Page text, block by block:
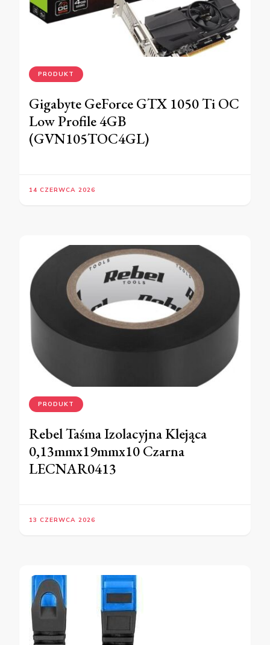
PRODUKT
Gigabyte GeForce GTX 1050 Ti OC
Low Profile 4GB
(GVN105TOC4GL)
14 CZERWCA 2026
PRODUKT
Rebel Taśma Izolacyjna Klejąca
0,13mmx19mmx10 Czarna
LECNAR0413
13 CZERWCA 2026